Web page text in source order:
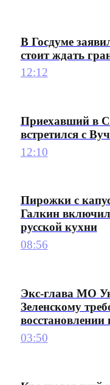
В Госдуме
стоит ждать
12:12
Приехавший в
встретился с
12:10
Пирожки с
Галкин
русской кухни
08:56
Экс-глава МО
Зеленскому
восстановлении
03:50